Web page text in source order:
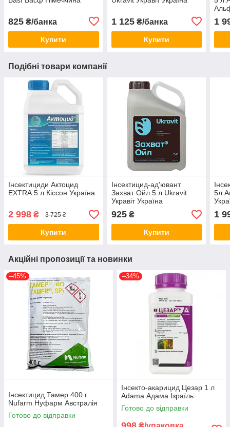
825 ₴/банка
Купити
1 125₴/банка
Купити
1
Подібні товари компанії
Інсектициди Актоцид
EXTRA 5 л Кіссон Україна
2 998 ₴ 3 725 ₴
Купити
Інсектицид-ад'ювант
Захват Ойл 5 л Ukravit
Укравіт Україна
925₴
Купити
5л
1
Акційні пропозиції та новинки
–45%
Інсектицид Тамер 400 г
Nufarm Нуфарм Австралія
Готово до відправки
–34%
Інсекто-акарицид Цезар 1 л
Adama Адама Ізраїль
Готово до відправки